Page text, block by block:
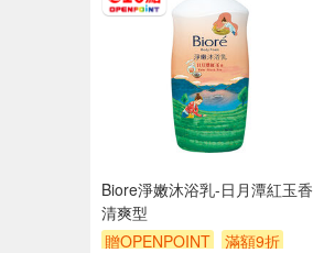
Biore淨嫩沐浴乳-日月潭紅玉香
清爽型
贈OPENPOINT
滿額9折